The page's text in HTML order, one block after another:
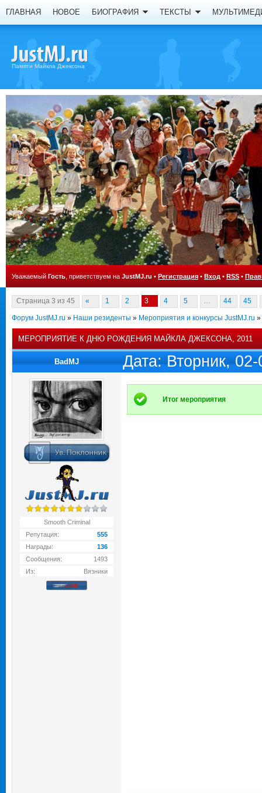
ГЛАВНАЯ НОВОЕ БИОГРАФИЯ ТЕКСТЫ
Памяти Майкла Джексона
Уважаемый Гость , приветствуем на JustMJ.ru • Регистрация • Вход • RSS •
Страница 3 из 45 « 1 2 3 4 5 … 44 45
Форум JustMJ.ru » Наши резиденты » Мероприятия и конкурсы JustMJ.ru »
МЕРОПРИЯТИЕ К ДНЮ РОЖДЕНИЯ МАЙКЛА ДЖЕКСОНА, 2011
BadMJ Дата: Вторник,
Smooth Criminal
Репутация:
555
Награды:
136
Сообщения:
1493
Из:
Вязники
Итог мероприятия